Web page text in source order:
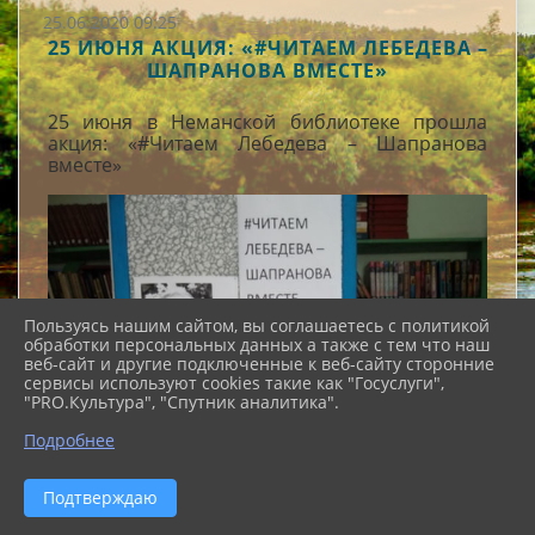
25.06.2020 09:25
25 ИЮНЯ АКЦИЯ: «#ЧИТАЕМ ЛЕБЕДЕВА –
ШАПРАНОВА ВМЕСТЕ»
25 июня в Неманской библиотеке прошла
акция: «#Читаем Лебедева – Шапранова
вместе»
Пользуясь нашим сайтом, вы соглашаетесь с политикой
обработки персональных данных а также с тем что наш
веб-сайт и другие подключенные к веб-сайту сторонние
сервисы используют cookies такие как "Госуслуги",
"PRO.Культура", "Спутник аналитика".
Подробнее
Подтверждаю